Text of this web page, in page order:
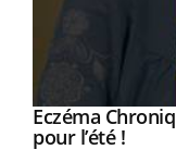
Youtube
Eczéma
pour l’été !